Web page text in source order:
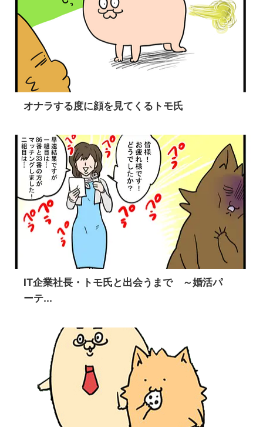
オナラする度に顔を見てくるトモ氏
IT企業社長・トモ氏と出会うまで ～婚活パ
ーテ...